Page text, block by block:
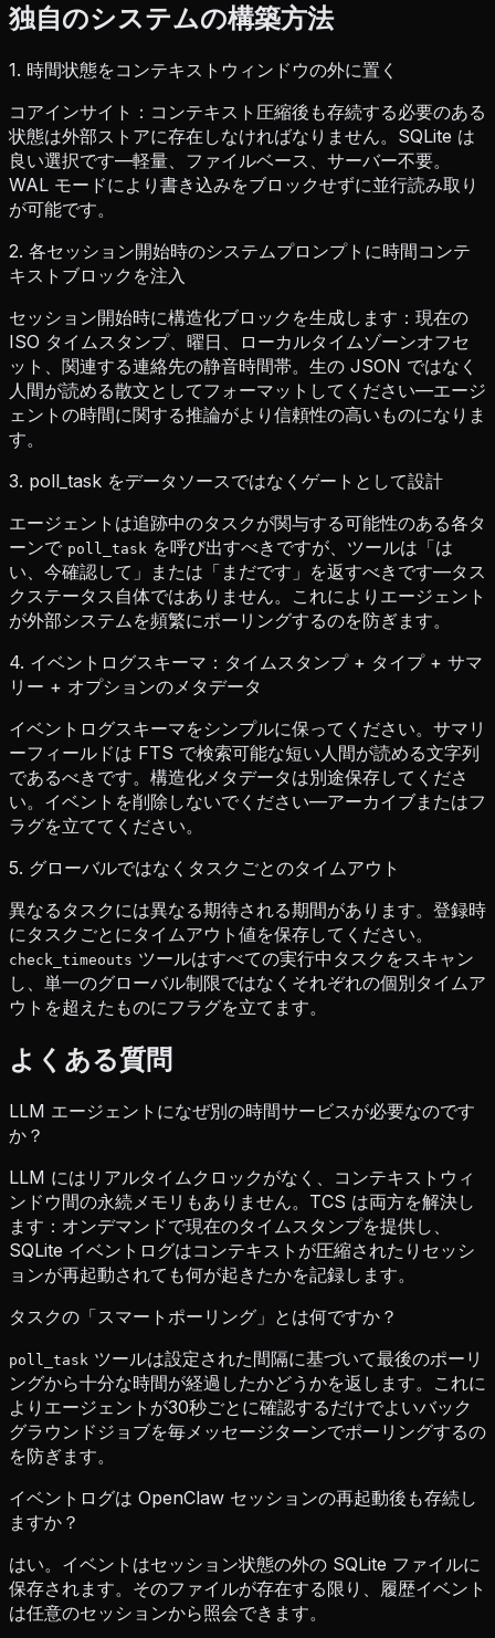
独自のシステムの構築方法
1. 時間状態をコンテキストウィンドウの外に置く
コアインサイト：コンテキスト圧縮後も存続する必要のある
状態は外部ストアに存在しなければなりません。SQLite は
良い選択です—軽量、ファイルベース、サーバー不要。
WAL モードにより書き込みをブロックせずに並行読み取り
が可能です。
2. 各セッション開始時のシステムプロンプトに時間コンテ
キストブロックを注入
セッション開始時に構造化ブロックを生成します：現在の
ISO タイムスタンプ、曜日、ローカルタイムゾーンオフセ
ット、関連する連絡先の静音時間帯。生の JSON ではなく
人間が読める散文としてフォーマットしてください—エージ
ェントの時間に関する推論がより信頼性の高いものになりま
す。
3. poll_task をデータソースではなくゲートとして設計
エージェントは追跡中のタスクが関与する可能性のある各タ
ーンで poll_task を呼び出すべきですが、ツールは「は
い、今確認して」または「まだです」を返すべきです—タス
クステータス自体ではありません。これによりエージェント
が外部システムを頻繁にポーリングするのを防ぎます。
4. イベントログスキーマ：タイムスタンプ + タイプ + サマ
リー + オプションのメタデータ
イベントログスキーマをシンプルに保ってください。サマリ
ーフィールドは FTS で検索可能な短い人間が読める文字列
であるべきです。構造化メタデータは別途保存してくださ
い。イベントを削除しないでください—アーカイブまたはフ
ラグを立ててください。
5. グローバルではなくタスクごとのタイムアウト
異なるタスクには異なる期待される期間があります。登録時
にタスクごとにタイムアウト値を保存してください。
check_timeouts ツールはすべての実行中タスクをスキャン
し、単一のグローバル制限ではなくそれぞれの個別タイムア
ウトを超えたものにフラグを立てます。
よくある質問
LLM エージェントになぜ別の時間サービスが必要なのです
か？
LLM にはリアルタイムクロックがなく、コンテキストウィ
ンドウ間の永続メモリもありません。TCS は両方を解決し
ます：オンデマンドで現在のタイムスタンプを提供し、
SQLite イベントログはコンテキストが圧縮されたりセッシ
ョンが再起動されても何が起きたかを記録します。
タスクの「スマートポーリング」とは何ですか？
poll_task ツールは設定された間隔に基づいて最後のポーリ
ングから十分な時間が経過したかどうかを返します。これに
よりエージェントが30秒ごとに確認するだけでよいバック
グラウンドジョブを毎メッセージターンでポーリングするの
を防ぎます。
イベントログは OpenClaw セッションの再起動後も存続し
ますか？
はい。イベントはセッション状態の外の SQLite ファイルに
保存されます。そのファイルが存在する限り、履歴イベント
は任意のセッションから照会できます。